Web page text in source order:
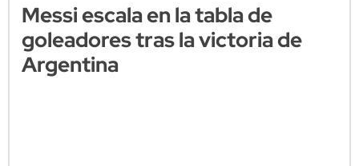
Messi escala en la tabla de
goleadores tras la victoria de
Argentina